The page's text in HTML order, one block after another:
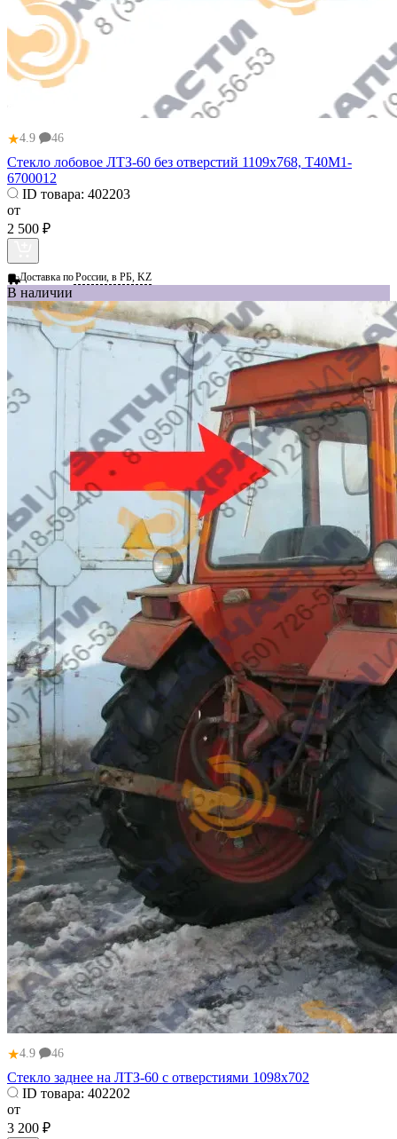
★4.9 46
Стекло лобовое ЛТЗ-60 без отверстий 1109х768, Т40М1-
6700012
ID товара: 402203
от
2 500 ₽
Доставка поРоссии, в РБ, KZ
В наличии
★4.9 46
Стекло заднее на ЛТЗ-60 с отверстиями 1098х702
ID товара: 402202
от
3 200 ₽